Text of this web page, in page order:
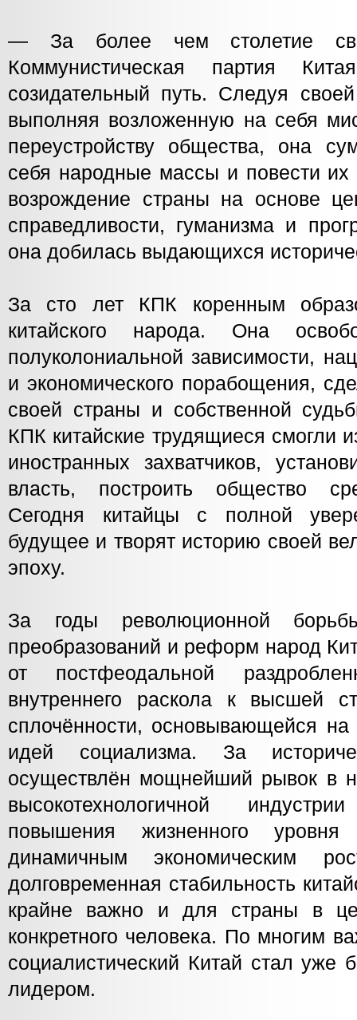
— За более чем столетие
Коммунистическая партия
созидательный путь. Следуя
выполняя возложенную на себя
переустройству общества, она
себя народные массы и повести их
возрождение страны на основе
справедливости, гуманизма и
она добилась выдающихся
За сто лет КПК коренным
китайского народа. Она
полуколониальной зависимости,
и экономического порабощения,
своей страны и собственной
КПК китайские трудящиеся смогли
иностранных захватчиков,
власть, построить общество
Сегодня китайцы с полной
будущее и творят историю своей
эпоху.
За годы революционной
преобразований и реформ народ
от постфеодальной
внутреннего раскола к высшей
сплочённости, основывающейся
идей социализма. За
осуществлён мощнейший рывок в
высокотехнологичной
повышения жизненного
динамичным экономическим
долговременная стабильность
крайне важно и для страны в
конкретного человека. По многим
социалистический Китай стал уже
лидером.